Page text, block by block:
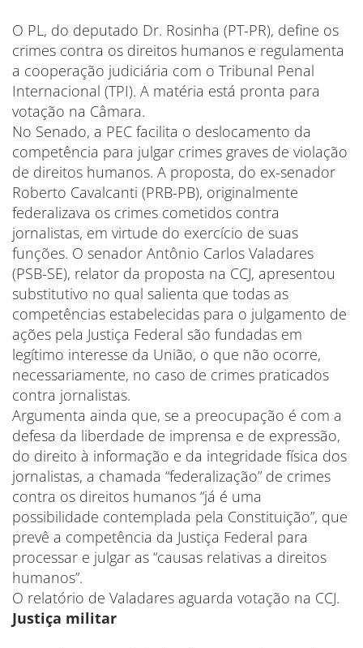
O PL, do deputado Dr. Rosinha (PT-PR), define os
crimes contra os direitos humanos e regulamenta
a cooperação judiciária com o Tribunal Penal
Internacional (TPI). A matéria está pronta para
votação na Câmara.
No Senado, a PEC facilita o deslocamento da
competência para julgar crimes graves de violação
de direitos humanos. A proposta, do ex-senador
Roberto Cavalcanti (PRB-PB), originalmente
federalizava os crimes cometidos contra
jornalistas, em virtude do exercício de suas
funções. O senador Antônio Carlos Valadares
(PSB-SE), relator da proposta na CCJ, apresentou
substitutivo no qual salienta que todas as
competências estabelecidas para o julgamento de
ações pela Justiça Federal são fundadas em
legítimo interesse da União, o que não ocorre,
necessariamente, no caso de crimes praticados
contra jornalistas.
Argumenta ainda que, se a preocupação é com a
defesa da liberdade de imprensa e de expressão,
do direito à informação e da integridade física dos
jornalistas, a chamada “federalização” de crimes
contra os direitos humanos “já é uma
possibilidade contemplada pela Constituição”, que
prevê a competência da Justiça Federal para
processar e julgar as “causas relativas a direitos
humanos”.
O relatório de Valadares aguarda votação na CCJ.
Justiça militar